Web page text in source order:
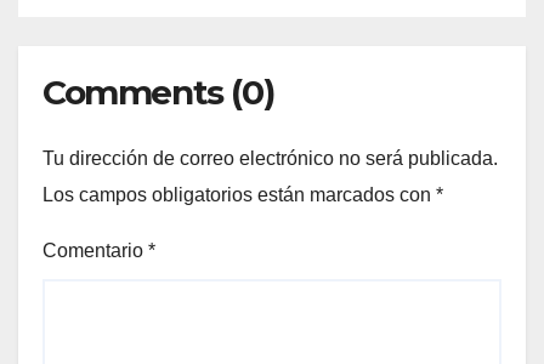
Comments (0)
Tu dirección de correo electrónico no será publicada.
Los campos obligatorios están marcados con *
Comentario *